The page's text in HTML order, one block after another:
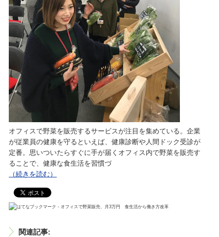
オフィスで野菜を販売するサービスが注目を集めている。企業
が従業員の健康を守るといえば、健康診断や人間ドック受診が
定番。思いついたらすぐに手が届くオフィス内で野菜を販売す
ることで、健康な食生活を習慣づ
（続きを読む）
関連記事: